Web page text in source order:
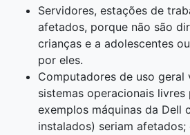
Servidores, estações de
afetados, porque não são
crianças e a adolescentes
por eles.
Computadores de uso geral
sistemas operacionais
exemplos máquinas da Dell
instalados) seriam afetados;